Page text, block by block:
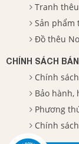
Tranh
Sản phẩm
Đồ thêu
CHÍNH SÁCH
Chính
Bảo hành,
Phương
Chính